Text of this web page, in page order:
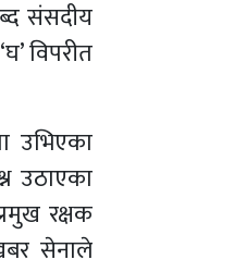
संसदीय
विपरीत
उभिएका
उठाएका
रक्षक
सेनाले